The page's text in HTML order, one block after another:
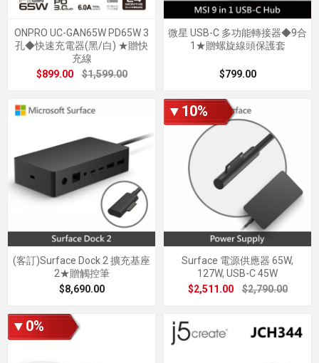
ONPRO UC-GAN65W PD65W 3
孔◆快速充電器(黑/白) ★贈快
充線
$899.00
$1,599.00
微星 USB-C 多功能轉接器◆9合
1★贈螺旋線頭保護套
$799.00
(客訂)Surface Dock 2 擴充基座
2★贈觸控筆
$8,690.00
▼10%
Surface 電源供應器 65W,
127W, USB-C 45W
$2,511.00
$2,790.00
▼0%